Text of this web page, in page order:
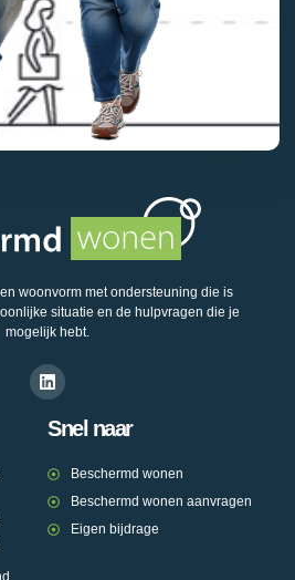
woonvorm met ondersteuning die is
situatie en de hulpvragen die je
mogelijk hebt.
Snel naar
Beschermd wonen
Beschermd wonen aanvragen
Eigen bijdrage